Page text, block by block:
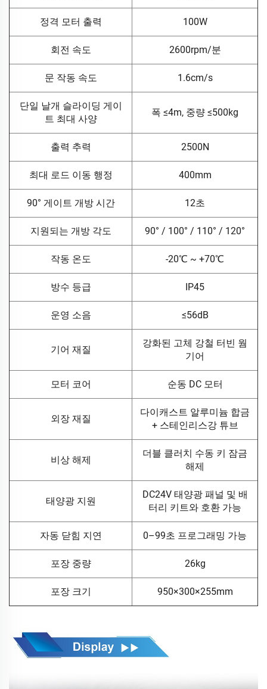
정격 모터 출력 100W
회전 속도 2600rpm/분
문 작동 속도 1.6cm/s
단일 날개 슬라이딩 게이
트 최대 사양
폭 ≤4m, 중량 ≤500kg
출력 추력 2500N
최대 로드 이동 행정 400mm
90° 게이트 개방 시간 12초
지원되는 개방 각도 90° / 100° / 110° / 120°
작동 온도 -20℃ ~ +70℃
방수 등급 IP45
운영 소음 ≤56dB
기어 재질
강화된 고체 강철 터빈 웜
기어
모터 코어 순동 DC 모터
외장 재질
다이캐스트 알루미늄 합금
+ 스테인리스강 튜브
비상 해제
더블 클러치 수동 키 잠금
해제
태양광 지원
DC24V 태양광 패널 및 배
터리 키트와 호환 가능
자동 닫힘 지연 0–99초 프로그래밍 가능
포장 중량 26kg
포장 크기 950×300×255mm